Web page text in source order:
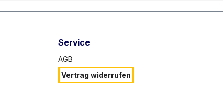
Service
AGB
Vertrag widerrufen